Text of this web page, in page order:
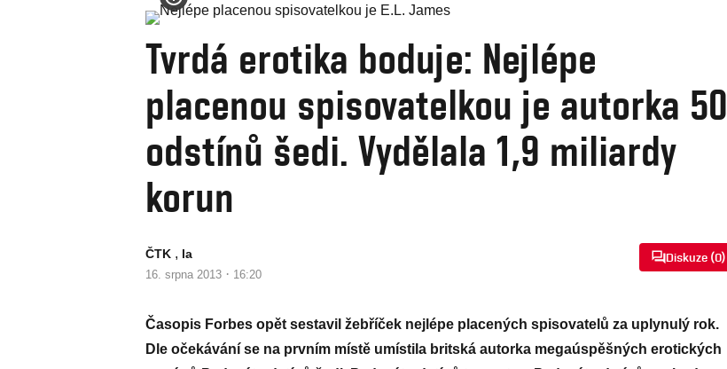
Tvrdá erotika boduje: Nejlépe
placenou spisovatelkou je autorka 50
odstínů šedi. Vydělala 1,9 miliardy
korun
ČTK , la
16. srpna 2013 · 16:20
Diskuze (0)
Časopis Forbes opět sestavil žebříček nejlépe placených spisovatelů za uplynulý rok.
Dle očekávání se na prvním místě umístila britská autorka megaúspěšných erotických